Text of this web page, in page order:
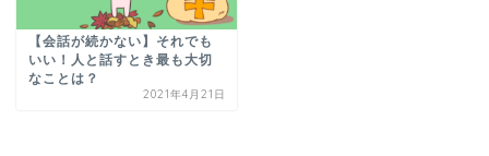
【会話が続かない】それでも
いい！人と話すとき最も大切
なことは？
2021年4月21日